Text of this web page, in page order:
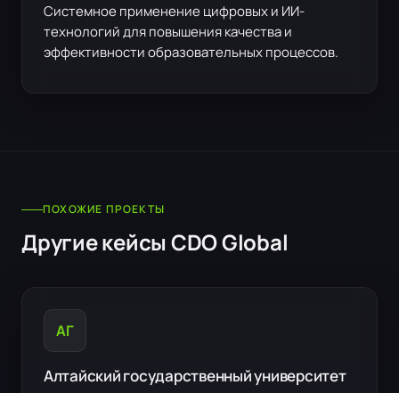
Системное применение цифровых и ИИ-
технологий для повышения качества и
эффективности образовательных процессов.
ПОХОЖИЕ ПРОЕКТЫ
Другие кейсы CDO Global
АГ
Алтайский государственный университет